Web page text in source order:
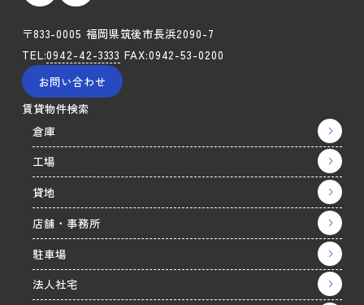
〒833-0005 福岡県筑後市長浜2090-7
TEL:0942-42-3333 FAX:0942-53-0200
お問い合わせ
賃貸物件検索
倉庫
工場
貸地
店舗・事務所
駐車場
法人社宅